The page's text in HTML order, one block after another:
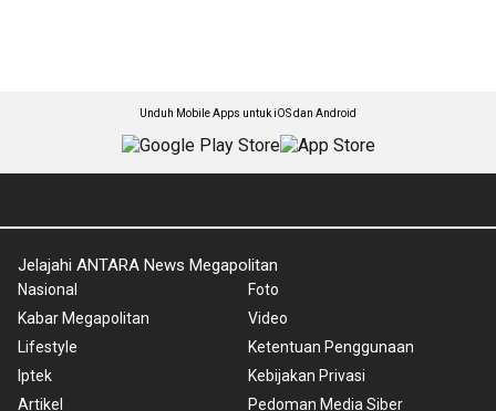
Unduh Mobile Apps untuk iOS dan Android
Jelajahi ANTARA News Megapolitan
Nasional
Kabar Megapolitan
Lifestyle
Iptek
Artikel
Foto
Video
Ketentuan Penggunaan
Kebijakan Privasi
Pedoman Media Siber